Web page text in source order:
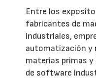
Entre los
fabricantes de
industriales,
automatización y
materias primas
de software